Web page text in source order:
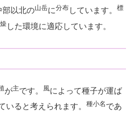
部以北の山岳に分布 しています。 標
した環境に適応しています。
が主です。 風によって種子が運ば
いると考えられます。 種小名 であ